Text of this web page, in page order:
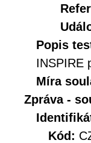
Popis
INSPIRE
Míra
Zpráva -
Kód: